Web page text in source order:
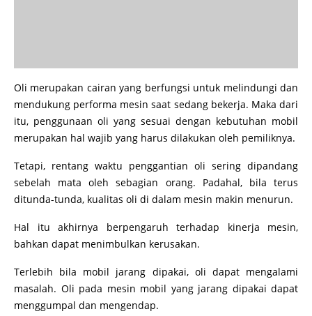
Oli merupakan cairan yang berfungsi untuk melindungi dan
mendukung performa mesin saat sedang bekerja. Maka dari
itu, penggunaan oli yang sesuai dengan kebutuhan mobil
merupakan hal wajib yang harus dilakukan oleh pemiliknya.
Tetapi, rentang waktu penggantian oli sering dipandang
sebelah mata oleh sebagian orang. Padahal, bila terus
ditunda-tunda, kualitas oli di dalam mesin makin menurun.
Hal itu akhirnya berpengaruh terhadap kinerja mesin,
bahkan dapat menimbulkan kerusakan.
Terlebih bila mobil jarang dipakai, oli dapat mengalami
masalah. Oli pada mesin mobil yang jarang dipakai dapat
menggumpal dan mengendap.